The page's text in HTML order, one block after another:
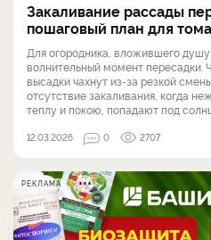
Закаливание рассады
пошаговый план для
Для огородника, вложившего
волнительный момент пересадки.
высадки чахнут из-за резкой
отсутствие закаливания, когда
теплу и покою, попадают под
12.03.2026 0 2707
РЕКЛАМА